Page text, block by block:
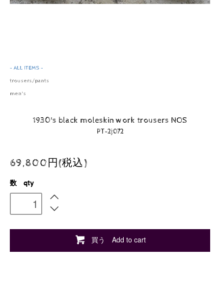
- ALL ITEMS -
trousers/pants
men's
1930's black moleskin work trousers NOS
PT-2j072
69,800円(税込)
数 qty
買う Add to cart